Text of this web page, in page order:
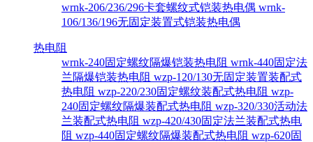
wrnk-206/236/296卡套螺纹式铠装热电偶 wrnk-
106/136/196无固定装置式铠装热电偶
热电阻
wrnk-240固定螺纹隔爆铠装热电阻 wrnk-440固定法
兰隔爆铠装热电阻 wzp-120/130无固定装置装配式
热电阻 wzp-220/230固定螺纹装配式热电阻 wzp-
240固定螺纹隔爆装配式热电阻 wzp-320/330活动法
兰装配式热电阻 wzp-420/430固定法兰装配式热电
阻 wzp-440固定螺纹隔爆装配式热电阻 wzp-620固